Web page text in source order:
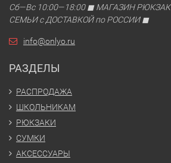
Сб—Вс 10:00—18:00 ◼ МАГАЗИН
СЕМЬИ с ДОСТАВКОЙ по РОССИИ ◼
info@onlyo.ru
РАЗДЕЛЫ
РАСПРОДАЖА
ШКОЛЬНИКАМ
РЮКЗАКИ
СУМКИ
АКСЕССУАРЫ